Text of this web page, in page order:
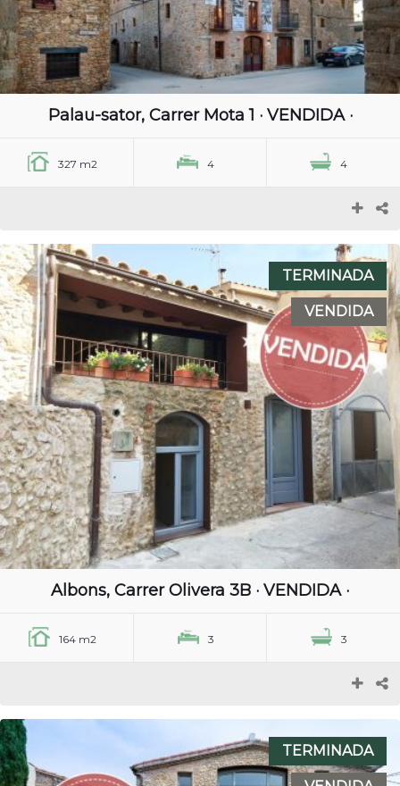
Palau-sator, Carrer Mota 1 · VENDIDA ·
327 m2 4 4
TERMINADA
VENDIDA
Albons, Carrer Olivera 3B · VENDIDA ·
164 m2 3 3
TERMINADA